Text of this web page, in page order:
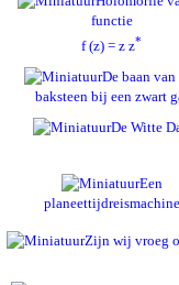
functie
f (z) = z z*
De baan van
baksteen bij een zwart
De Witte
Een
planeettijdreismachine
Zijn wij vroeg